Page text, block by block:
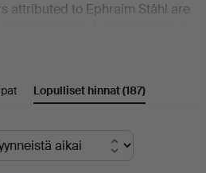
attributed to Ephraim Ståhl are
Castman in Eksjö in 1793
from 1966. And on the
of C L Grubb's substantial
of beautiful objects,
by Carl Hendric Blom,
Lopulliset hinnat(187)